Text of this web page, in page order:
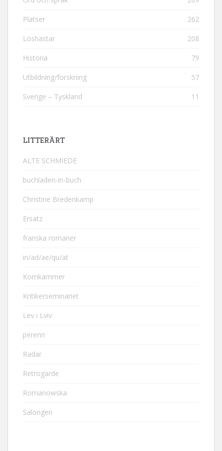
Platser 262
Löshästar 208
Historia 79
Utbildning/forskning 57
Sverige – Tyskland 11
LITTERÄRT
ALTE SCHMIEDE
buchladen-in-buch
Christine Bredenkamp
Ersatz
franska romaner
in/ad/ae/qu/at
Kornkammer
Kritikerseminariet
Lev i Lviv
perenn
Radar
Retrogarde
Romanowska
Salongen